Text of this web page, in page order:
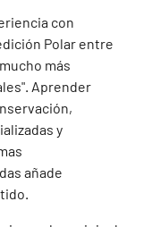
con
Polar entre
más
Aprender
y
añade